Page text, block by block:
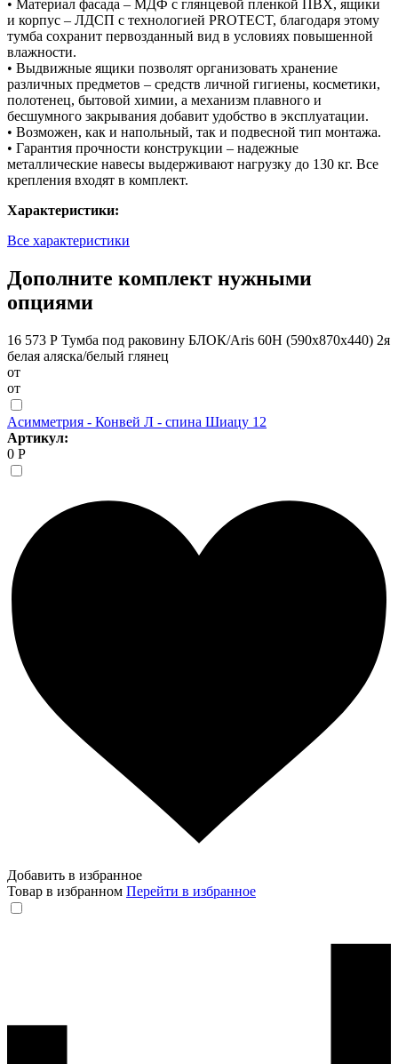
• Материал фасада – МДФ с глянцевой пленкой ПВХ, ящики
и корпус – ЛДСП с технологией PROTECT, благодаря этому
тумба сохранит первозданный вид в условиях повышенной
влажности.
• Выдвижные ящики позволят организовать хранение
различных предметов – средств личной гигиены, косметики,
полотенец, бытовой химии, а механизм плавного и
бесшумного закрывания добавит удобство в эксплуатации.
• Возможен, как и напольный, так и подвесной тип монтажа.
• Гарантия прочности конструкции – надежные
металлические навесы выдерживают нагрузку до 130 кг. Все
крепления входят в комплект.
Характеристики:
Все характеристики
Дополните комплект нужными
опциями
16 573 Р Тумба под раковину БЛОК/Aris 60Н (590х870х440) 2я
белая аляска/белый глянец
от
от
Асимметрия - Конвей Л - спина Шиацу 12
Артикул:
0 Р
Добавить в избранное
Товар в избранном Перейти в избранное